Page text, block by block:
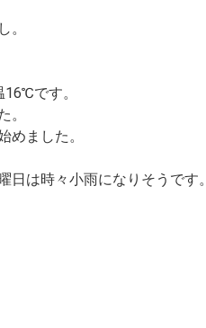
。
です。
。
めました。
は時々小雨になりそうです。